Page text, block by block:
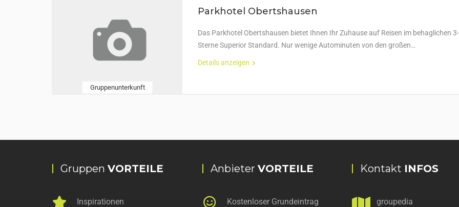
Gruppenunterkunft
Parkhotel Obertshausen
Das Parkhotel Obertshausen bietet Ihnen Ihr Zuhause auf Reisen im behaglichen 3-
Sterne Superior Standard. Nur wenige Autominuten von den großen…
Details anzeigen
Gruppen VORTEILE
Inspirationen
Anbieter VORTEILE
Kostenloser Grundeintrag
Kontakt INFOS
groupedia